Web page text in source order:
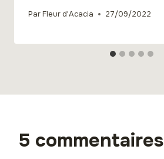
ParFleur d'Acacia 27/09/2022
5 commentaires